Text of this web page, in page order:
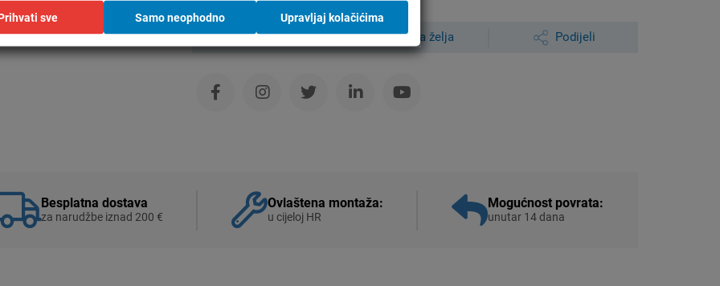
Usporedi Lista želja Podijeli
Besplatna dostava
za narudžbe iznad 200 €
Ovlaštena montaža:
u cijeloj HR
Mogućnost povrata:
unutar 14 dana
sve Samo neophodno Upravljaj kolačićima